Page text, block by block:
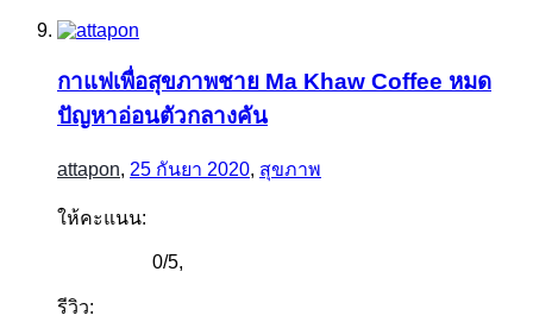
กาแฟเพื่อสุขภาพชาย Ma Khaw Coffee หมด
ปัญหาอ่อนตัวกลางคัน
attapon, 25 กันยา 2020, สุขภาพ
ให้คะแนน:
0/5,
รีวิว: